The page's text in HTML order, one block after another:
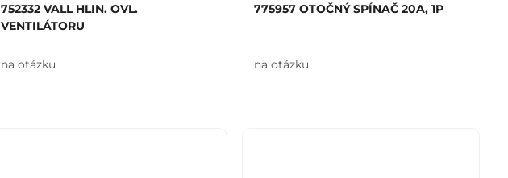
752332 VALL HLIN. OVL.
VENTILÁTORU
na otázku
775957 OTOČNÝ SPÍNAČ 20A, 1P
na otázku